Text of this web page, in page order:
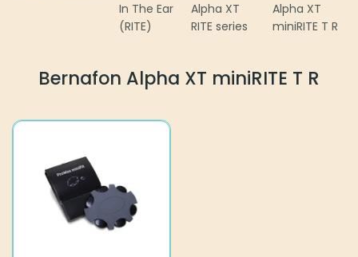
In The Ear
(RITE)
Alpha XT
RITE series
Alpha XT
miniRITE T R
Bernafon Alpha XT miniRITE T R